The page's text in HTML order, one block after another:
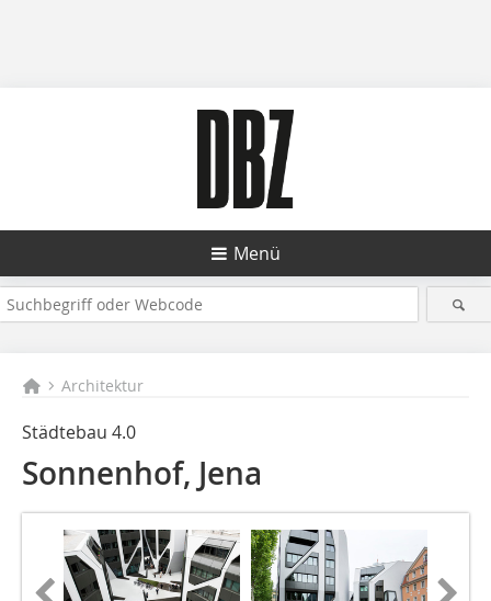
Menü
Architektur
Städtebau 4.0
Sonnenhof, Jena